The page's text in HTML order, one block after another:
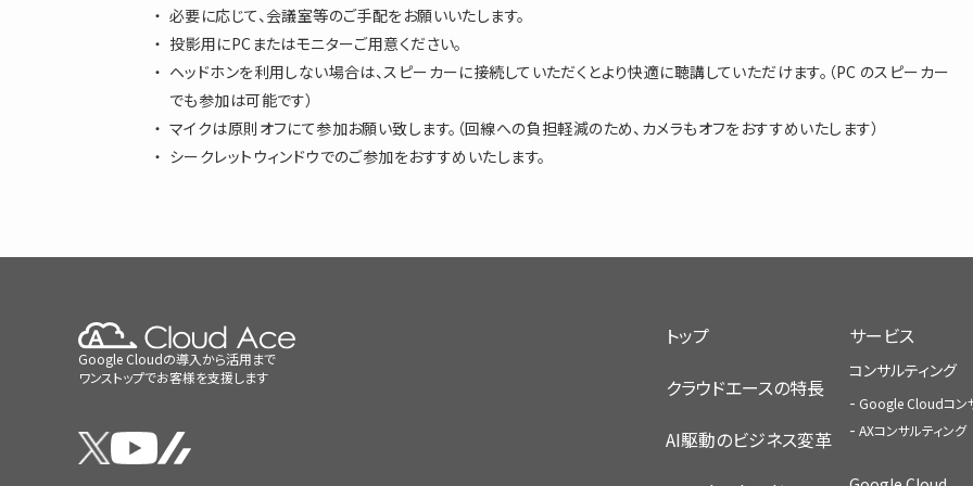
必要に応じて、会議室等のご手配をお願いいたします。
投影用にPCまたはモニターご用意ください。
ヘッドホンを利用しない場合は、スピーカーに接続していただくとより快適に聴講していただけます。（PC のスピーカー
でも参加は可能です）
マイクは原則オフにて参加お願い致します。（回線への負担軽減のため、カメラもオフをおすすめいたします）
シークレットウィンドウでのご参加をおすすめいたします。
Google Cloudの導入から活用まで
ワンストップでお客様を支援します
トップ
クラウドエースの特長
AI駆動のビジネス変革
サービス
コンサルティング
Google Cloudコン
AXコンサルティング